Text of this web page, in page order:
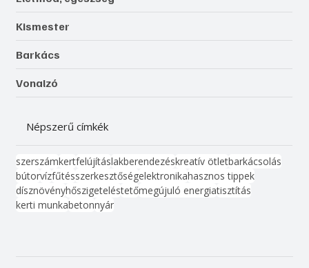
Kismester
Barkács
Vonalzó
Népszerű címkék
szerszámkertfelújításlakberendezéskreatív ötletbarkácsolás
bútorvízfűtésszerkesztőségelektronikahasznos tippek
dísznövényhőszigeteléstetőmegújuló energiatisztítás
kerti munkabetonnyár